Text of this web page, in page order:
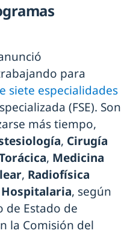
para
siete especialidades
(FSE). Son
más tiempo,
, Cirugía
, Medicina
, Radiofísica
, según
de Estado de
la Comisión del